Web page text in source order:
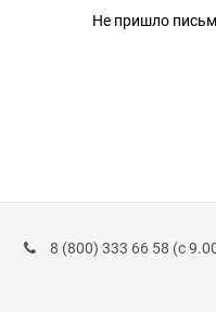
Не пришло
8 (800) 333 66 58 (с